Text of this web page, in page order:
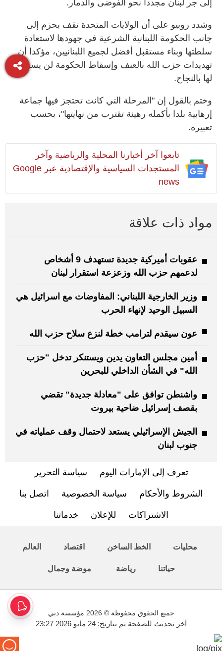
إلى جر لبنان مجددا نحو الفوضى والدمار.
وشدد روبيو على أن الولايات المتحدة تقف بحزم إلى
جانب الحكومة اللبنانية الشرعية في جهودها لاستعادة
سلطتها وبناء مستقبل أفضل لجميع اللبنانيين، مؤكدا أن
تهديدات حزب الله بالعنف وإسقاط الحكومة لن يسمح
لها بالنجاح.
وختم بالقول إن "المرحلة التي كانت تحتجز فيها جماعة
إرهابية بلدا بأكمله رهينة تقترب من نهايتها"، بحسب
تعبيره.
تابعوا آخر أخبارنا المحلية والرياضية وآخر
المستجدات السياسية والإقتصادية عبر Google
news
مواد ذات علاقة
عقوبات أميركية جديدة تستهدف 9 أشخاص
لدعمهم حزب الله وزعزعة استقرار لبنان
وزير الخارجية اللبناني: المفاوضات مع اسرائيل هي
السبيل الوحيد لإنهاء الحرب
عون سيقدم لترامب خطة لنزع سلاح حزب الله
أمين مجلس التعاون يدين ويستنكر تدخل "حزب
الله" في الشأن الداخلي للبحرين
واشنطن توافق على "معادلة جديدة" تقضي
بقصف إسرائيل ضاحية بيروت
الجيش الإسرائيلي يستعد لاحتمال وقف عملياته في
جنوب لبنان
تعرف إلى الإمارات اليوم سياسة التحرير
الشروط والأحكام سياسة الخصوصية اتصل بنا
الاشتراكات للإعلان خدماتنا
محليات الخط الساخن اقتصاد العالم
حياتنا رياضة موضة وجمال
جميع الحقوق محفوظة © 2026 مؤسسة دبي
آخر تحديث للصفحة تم بتاريخ: 24 مايو 2026 23:27